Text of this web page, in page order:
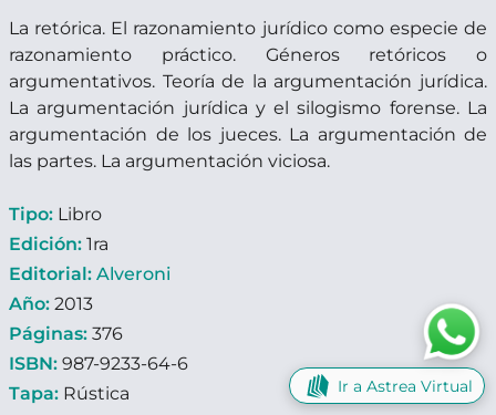
La retórica. El razonamiento jurídico como especie de
razonamiento práctico. Géneros retóricos o
argumentativos. Teoría de la argumentación jurídica.
La argumentación jurídica y el silogismo forense. La
argumentación de los jueces. La argumentación de
las partes. La argumentación viciosa.
Tipo: Libro
Edición: 1ra
Editorial: Alveroni
Año: 2013
Páginas: 376
ISBN: 987-9233-64-6
Tapa: Rústica
Ir a Astrea Virtual